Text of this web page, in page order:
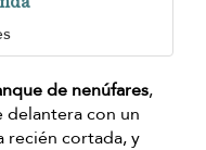
de nenúfares,
delantera con un
recién cortada, y